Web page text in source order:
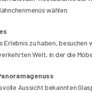
wählen.
Erlebnis zu haben,
Welt, in der die
Aussicht bekannten